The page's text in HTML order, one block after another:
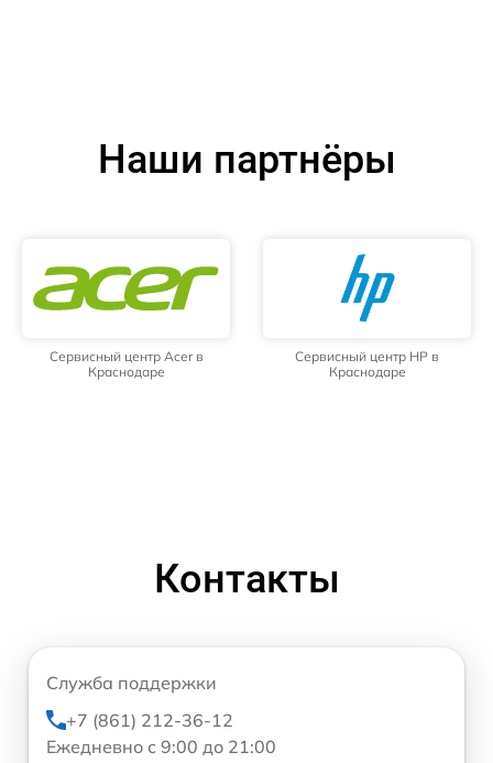
Наши партнёры
Сервисный центр Acer в
Краснодаре
Сервисный центр HP в
Краснодаре
Контакты
Служба поддержки
+7 (861) 212-36-12
Ежедневно с 9:00 до 21:00